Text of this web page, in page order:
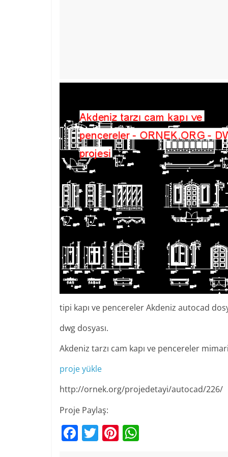
tipi kapı ve pencereler Akdeniz autocad
dwg dosyası.
Akdeniz tarzı cam kapı ve pencereler
proje yükle
http://ornek.org/projedetayi/autocad/226/
Proje Paylaş:
F T Pi